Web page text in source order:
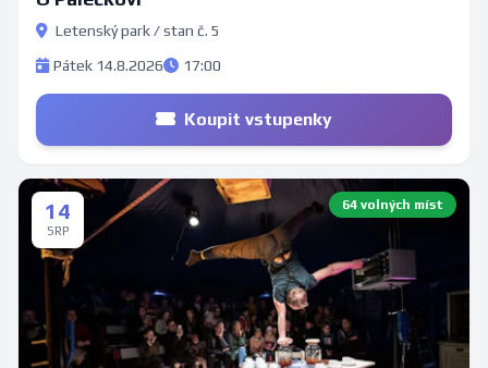
Letenský park / stan č. 5
Pátek 14.8.2026
17:00
Koupit vstupenky
14
SRP
64 volných míst